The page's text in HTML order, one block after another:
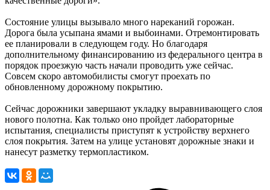
Состояние улицы вызывало много нареканий горожан.
Дорога была усыпана ямами и выбоинами. Отремонтировать
ее планировали в следующем году. Но благодаря
дополнительному финансированию из федерального центра в
порядок проезжую часть начали проводить уже сейчас.
Совсем скоро автомобилисты смогут проехать по
обновленному дорожному покрытию.
Сейчас дорожники завершают укладку выравнивающего слоя
нового полотна. Как только оно пройдет лабораторные
испытания, специалисты приступят к устройству верхнего
слоя покрытия. Затем на улице установят дорожные знаки и
нанесут разметку термопластиком.